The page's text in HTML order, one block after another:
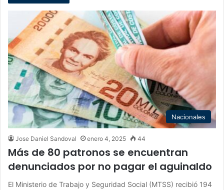
Nacionales
Jose Daniel Sandoval enero 4, 2025 44
Más de 80 patronos se encuentran
denunciados por no pagar el aguinaldo
El Ministerio de Trabajo y Seguridad Social (MTSS) recibió 194